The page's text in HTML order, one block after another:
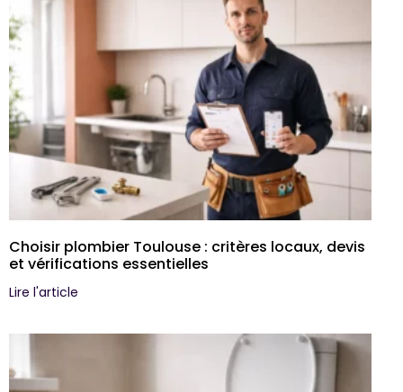
Choisir plombier Toulouse : critères locaux, devis
et vérifications essentielles
Lire l'article